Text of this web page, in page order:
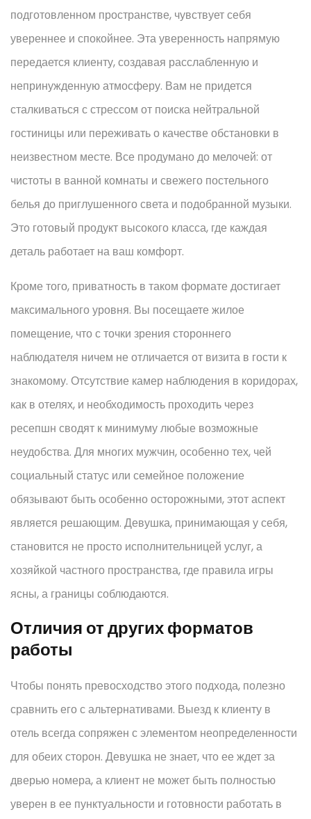
подготовленном пространстве, чувствует себя
увереннее и спокойнее. Эта уверенность напрямую
передается клиенту, создавая расслабленную и
непринужденную атмосферу. Вам не придется
сталкиваться с стрессом от поиска нейтральной
гостиницы или переживать о качестве обстановки в
неизвестном месте. Все продумано до мелочей: от
чистоты в ванной комнаты и свежего постельного
белья до приглушенного света и подобранной музыки.
Это готовый продукт высокого класса, где каждая
деталь работает на ваш комфорт.
Кроме того, приватность в таком формате достигает
максимального уровня. Вы посещаете жилое
помещение, что с точки зрения стороннего
наблюдателя ничем не отличается от визита в гости к
знакомому. Отсутствие камер наблюдения в коридорах,
как в отелях, и необходимость проходить через
ресепшн сводят к минимуму любые возможные
неудобства. Для многих мужчин, особенно тех, чей
социальный статус или семейное положение
обязывают быть особенно осторожными, этот аспект
является решающим. Девушка, принимающая у себя,
становится не просто исполнительницей услуг, а
хозяйкой частного пространства, где правила игры
ясны, а границы соблюдаются.
Отличия от других форматов
работы
Чтобы понять превосходство этого подхода, полезно
сравнить его с альтернативами. Выезд к клиенту в
отель всегда сопряжен с элементом неопределенности
для обеих сторон. Девушка не знает, что ее ждет за
дверью номера, а клиент не может быть полностью
уверен в ее пунктуальности и готовности работать в